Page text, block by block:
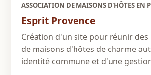
ASSOCIATION DE MAISONS D'HÔTES EN
Esprit Provence
Création d'un site pour réunir
de maisons d'hôtes de charme
identité commune et d'une